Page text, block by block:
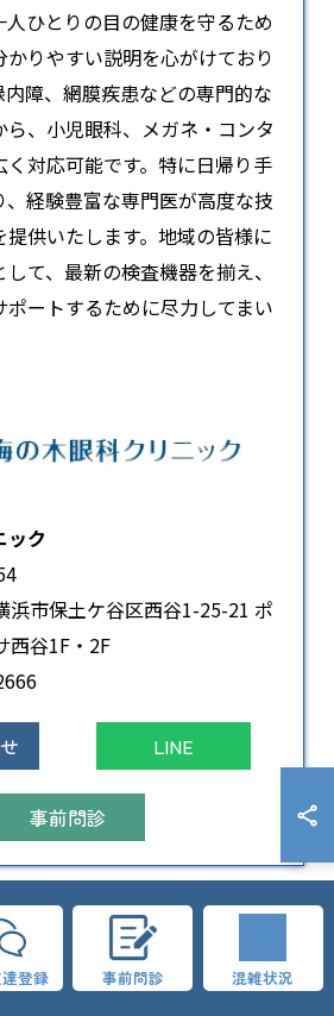
ひとりの目の健康を守るため
かりやすい説明を心がけており
内障、網膜疾患などの専門的な
、小児眼科、メガネ・コンタ
対応可能です。特に日帰り手
経験豊富な専門医が高度な技
供いたします。地域の皆様に
して、最新の検査機器を揃え、
ートするために尽力してまい
ック
浜市保土ケ谷区西谷1-25-21 ポ
西谷1F・2F
LINE
事前問診
登録 事前問診 混雑状況